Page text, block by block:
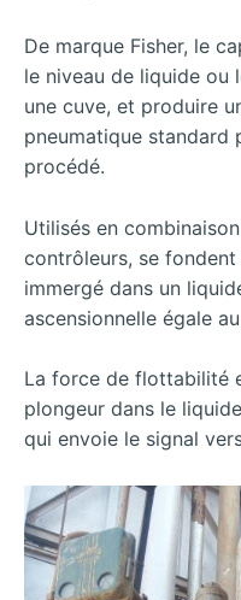
De marque Fisher, le
le niveau de liquide ou
une cuve, et produire
pneumatique standard
procédé.
Utilisés en
contrôleurs, se fondent
immergé dans un
ascensionnelle égale
La force de flottabilité
plongeur dans le
qui envoie le signal